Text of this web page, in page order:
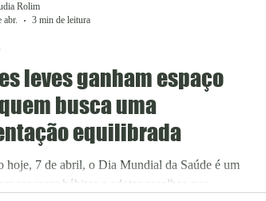
o sono, fazendo com que a criança acorde cansada
leves ganham espaço
busca uma
equilibrada
hoje, 7 de abril, o Dia Mundial da Saúde é um
repensar hábitos e adotar escolhas que
Rolim
abr.
3 min de leitura